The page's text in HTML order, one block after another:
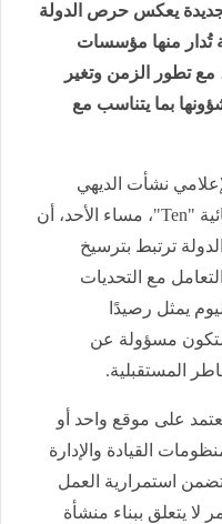
يعكس حرص الدولة
تُدار منها مؤسسات
مع تطور الزمن وتغير
بما يتناسب مع
نشأت الديهي
ببرنامج "بالورقة والقلم" على فضائية "Ten"، مساء الأحد، أن
ترتبط بترسيخ
مع التحديات
يمثل رصيدًا
ستكون مسؤولة عن
المستقبلية.
على موقع واحد أو
القيادة والإدارة
استمرارية العمل
يتعلق ببناء منشأة